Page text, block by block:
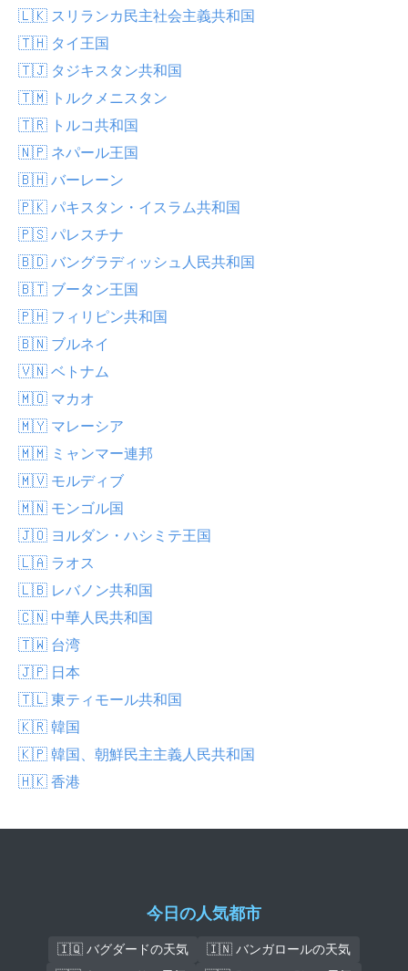
🇱🇰 スリランカ民主社会主義共和国
🇹🇭 タイ王国
🇹🇯 タジキスタン共和国
🇹🇲 トルクメニスタン
🇹🇷 トルコ共和国
🇳🇵 ネパール王国
🇧🇭 バーレーン
🇵🇰 パキスタン・イスラム共和国
🇵🇸 パレスチナ
🇧🇩 バングラディッシュ人民共和国
🇧🇹 ブータン王国
🇵🇭 フィリピン共和国
🇧🇳 ブルネイ
🇻🇳 ベトナム
🇲🇴 マカオ
🇲🇾 マレーシア
🇲🇲 ミャンマー連邦
🇲🇻 モルディブ
🇲🇳 モンゴル国
🇯🇴 ヨルダン・ハシミテ王国
🇱🇦 ラオス
🇱🇧 レバノン共和国
🇨🇳 中華人民共和国
🇹🇼 台湾
🇯🇵 日本
🇹🇱 東ティモール共和国
🇰🇷 韓国
🇰🇵 韓国、朝鮮民主主義人民共和国
🇭🇰 香港
今日の人気都市
🇮🇶 バグダードの天気
🇮🇳 バンガロールの天気